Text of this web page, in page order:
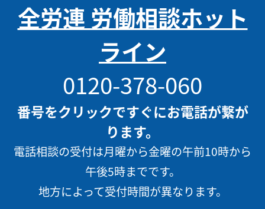
全労連 労働相談ホット
ライン
0120-378-060
番号をクリックですぐにお電話が繋が
ります。
電話相談の受付は月曜から金曜の午前10時から
午後5時までです。
地方によって受付時間が異なります。